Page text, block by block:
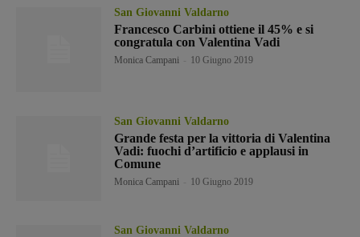
San Giovanni Valdarno
Francesco Carbini ottiene il 45% e si
congratula con Valentina Vadi
Monica Campani 10 Giugno 2019
San Giovanni Valdarno
Grande festa per la vittoria di Valentina
Vadi: fuochi d’artificio e applausi in
Comune
Monica Campani 10 Giugno 2019
San Giovanni Valdarno